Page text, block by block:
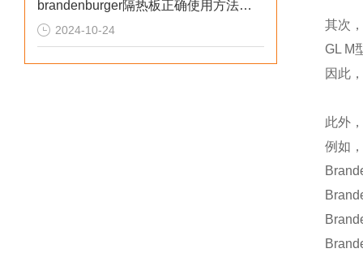
brandenburger隔热板正确使用方法的一些重要考虑因素
2024-10-24
其次
GL M
因此
此外
例如